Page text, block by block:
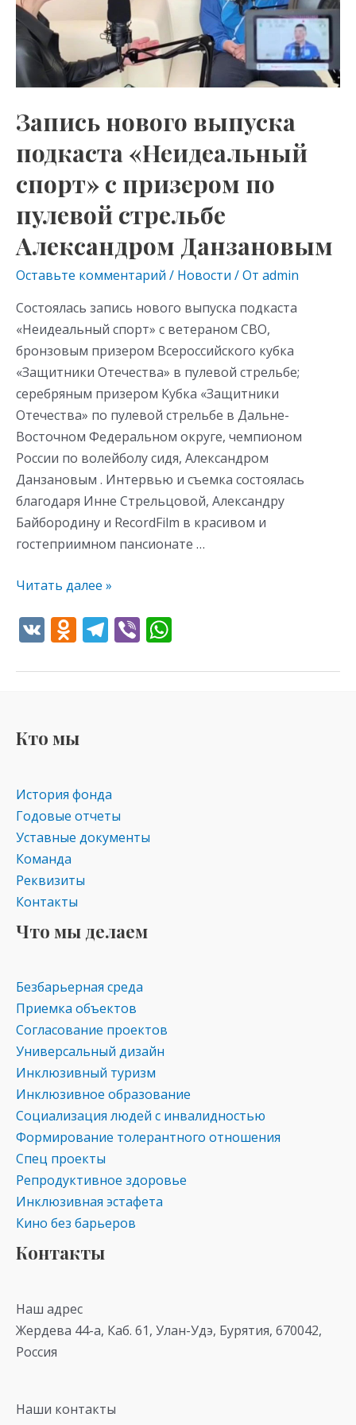
Запись нового выпуска
подкаста «Неидеальный
спорт» с призером по
пулевой стрельбе
Александром Данзановым
Оставьте комментарий / Новости / От admin
Состоялась запись нового выпуска подкаста
«Неидеальный спорт» с ветераном СВО,
бронзовым призером Всероссийского кубка
«Защитники Отечества» в пулевой стрельбе;
серебряным призером Кубка «Защитники
Отечества» по пулевой стрельбе в Дальне-
Восточном Федеральном округе, чемпионом
России по волейболу сидя, Александром
Данзановым . Интервью и съемка состоялась
благодаря Инне Стрельцовой, Александру
Байбородину и RecordFilm в красивом и
гостеприимном пансионате …
спорт»
с
призером
по
стрельбе
Александром
Читать далее »
V O
n
kl
as
s
ni
ki
T
e
Vi
er at
Кто мы
История фонда
Годовые отчеты
Уставные документы
Команда
Реквизиты
Контакты
Что мы делаем
Безбарьерная среда
Приемка объектов
Согласование проектов
Универсальный дизайн
Инклюзивный туризм
Инклюзивное образование
Социализация людей с инвалидностью
Формирование толерантного отношения
Спец проекты
Репродуктивное здоровье
Инклюзивная эстафета
Кино без барьеров
Контакты
Наш адрес
Жердева 44-а, Каб. 61, Улан-Удэ, Бурятия, 670042,
Россия
Наши контакты